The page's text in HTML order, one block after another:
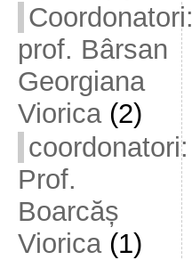
Coordonatori:
prof. Bârsan
Georgiana
Viorica(2)
coordonatori:
Prof.
Boarcăș
Viorica(1)